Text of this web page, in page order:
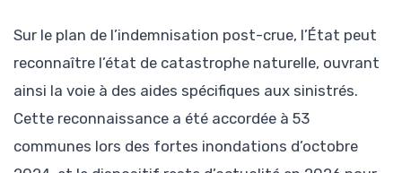
Sur le plan de l’indemnisation post-crue, l’État peut
reconnaître l’état de catastrophe naturelle, ouvrant
ainsi la voie à des aides spécifiques aux sinistrés.
Cette reconnaissance a été accordée à 53
communes lors des fortes inondations d’octobre